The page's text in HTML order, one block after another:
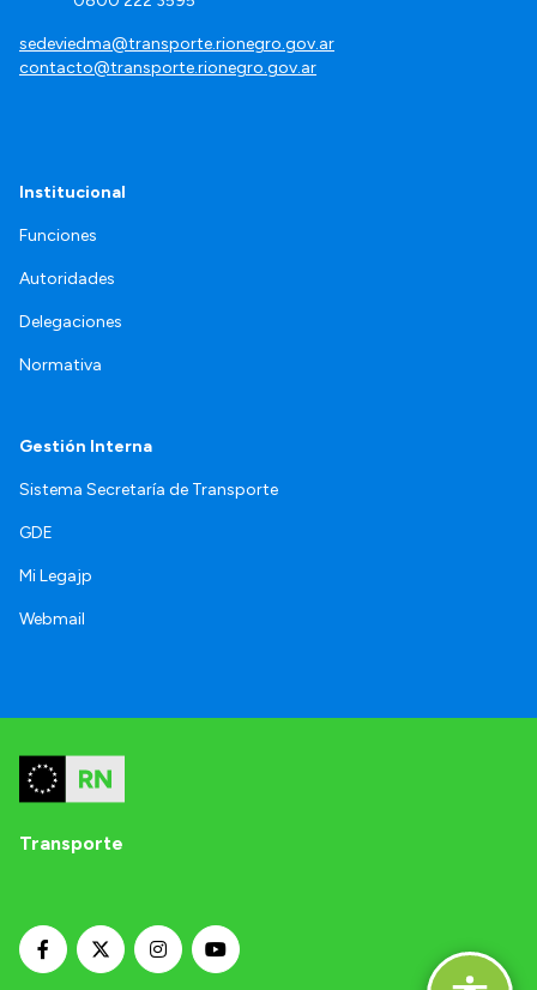
sedeviedma@transporte.rionegro.gov.ar
contacto@transporte.rionegro.gov.ar
Institucional
Funciones
Autoridades
Delegaciones
Normativa
Gestión Interna
Sistema Secretaría de Transporte
GDE
Mi Legajp
Webmail
Transporte